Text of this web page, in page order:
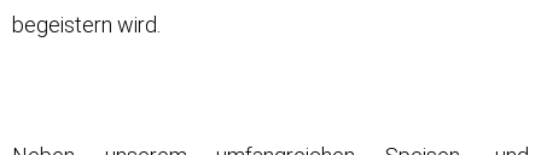
begeistern wird.